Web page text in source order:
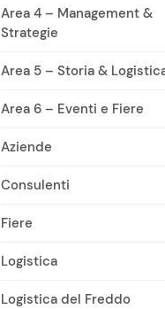
Area 4 – Management &
Strategie
Area 5 – Storia &
Area 6 – Eventi e Fiere
Aziende
Consulenti
Fiere
Logistica
Logistica del Freddo